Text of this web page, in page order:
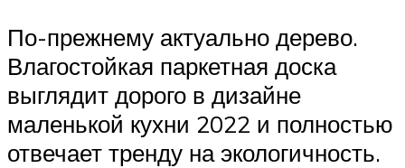
По-прежнему актуально дерево.
Влагостойкая паркетная доска
выглядит дорого в дизайне
маленькой кухни 2022 и полностью
отвечает тренду на экологичность.